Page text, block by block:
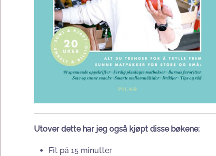
Utover dette har jeg også kjøpt disse bøkene:
Fit på 15 minutter